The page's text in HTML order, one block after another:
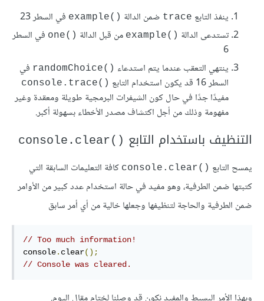
ينفذ التابع trace ضمن الدالة ()example
في السطر 23
تستدعى الدالة ()example من قبل الدالة ()one
في السطر
6
ينتهي التعقب عندما يتم استدعاء ()randomChoice
في
السطر 16 قد يكون استخدام التابع
()console.trace
مفيدًا جدًا في حال كون الشيفرات البرمجية طويلة ومعقدة وغير
مفهومة وذلك من أجل اكتشاف مصدر الأخطاء بسهولة أكبر.
التنظيف باستخدام التابع ()console.clear
يمسح التابع ()console.clear
كافة التعليمات السابقة التي
كتبتها ضمن الطرفية، وهو مفيد في حالة استخدام عدد كبير من الأوامر
ضمن الطرفية والحاجة لتنظيفها وجعلها خالية من أي أمر سابق
// Too much information!
console. clear();
// Console was cleared.